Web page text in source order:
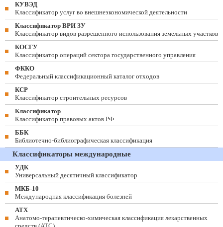
КУВЭД
Классификатор услуг во внешнеэкономической деятельности
Классификатор ВРИ ЗУ
Классификатор видов разрешенного использования земельных участков
КОСГУ
Классификатор операций сектора государственного управления
ФККО
Федеральный классификационный каталог отходов
КСР
Классификатор строительных ресурсов
Классификатор
Классификатор правовых актов РФ
ББК
Библиотечно-библиографическая классификация
Классификаторы международные
УДК
Универсальный десятичный классификатор
МКБ-10
Международная классификация болезней
АТХ
Анатомо-терапевтическо-химическая классификация лекарственных